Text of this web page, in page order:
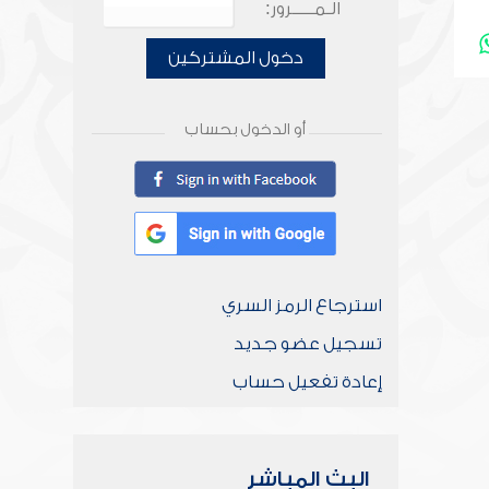
الـمـــــرور:
دخول المشتركين
أو الدخول بحساب
استرجاع الرمز السري
تسجيل عضو جديد
إعادة تفعيل حساب
البث المباشر